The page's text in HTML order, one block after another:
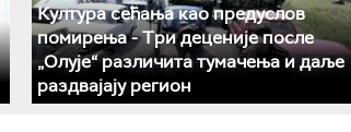
Култура сећања као предуслов
помирења ­- Три деценије после
„Олује“ различита тумачења и даље
раздвајају регион